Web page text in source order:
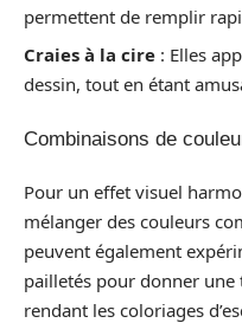
permettent de remplir
Craies à la cire : Elles
dessin, tout en étant
Combinaisons de
Pour un effet visuel
mélanger des couleurs
peuvent également
pailletés pour donner
rendant les coloriages